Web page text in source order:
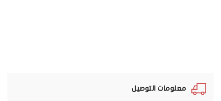
معلومات التوصيل